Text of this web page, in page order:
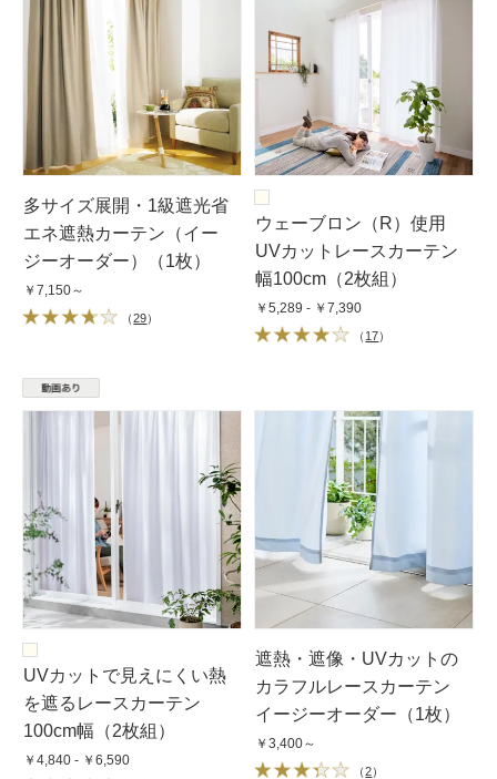
多サイズ展開・1級遮光省
エネ遮熱カーテン（イー
ジーオーダー）（1枚）
￥7,150～
（29）
ウェーブロン（R）使用
UVカットレースカーテン
幅100cm（2枚組）
￥5,289 - ￥7,390
（ 17）
UVカットで見えにくい熱
を遮るレースカーテン
100cm幅（2枚組）
￥4,840 - ￥6,590
遮熱・遮像・UVカットの
カラフルレースカーテン
イージーオーダー（1枚）
￥3,400～
（2）